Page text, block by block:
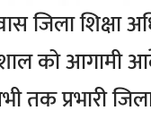
जिला शिक्षा
को आगामी
प्रभारी जिला